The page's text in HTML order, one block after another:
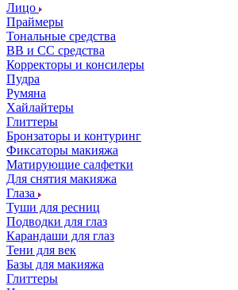
Лицо
Праймеры
Тональные средства
ВВ и СС средства
Корректоры и консилеры
Пудра
Румяна
Хайлайтеры
Глиттеры
Бронзаторы и контуринг
Фиксаторы макияжа
Матирующие салфетки
Для снятия макияжа
Глаза
Туши для ресниц
Подводки для глаз
Карандаши для глаз
Тени для век
Базы для макияжа
Глиттеры